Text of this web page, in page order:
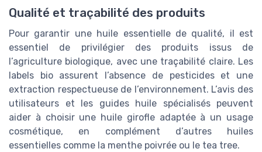
Qualité et traçabilité des produits
Pour garantir une huile essentielle de qualité, il est
essentiel de privilégier des produits issus de
l’agriculture biologique, avec une traçabilité claire. Les
labels bio assurent l’absence de pesticides et une
extraction respectueuse de l’environnement. L’avis des
utilisateurs et les guides huile spécialisés peuvent
aider à choisir une huile girofle adaptée à un usage
cosmétique, en complément d’autres huiles
essentielles comme la menthe poivrée ou le tea tree.